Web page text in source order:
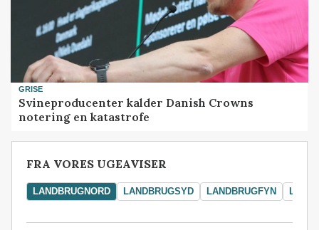
GRISE
Svineproducenter kalder Danish Crowns
notering en katastrofe
FRA VORES UGEAVISER
LANDBRUGNORD LANDBRUGSYD LANDBRUGFYN